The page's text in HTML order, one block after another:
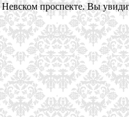
проспекте. Вы